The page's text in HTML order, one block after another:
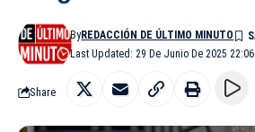
Last Updated: 29 De Junio De 2025 22:06
ByREDACCIÓN DE ÚLTIMO MINUTO
Share